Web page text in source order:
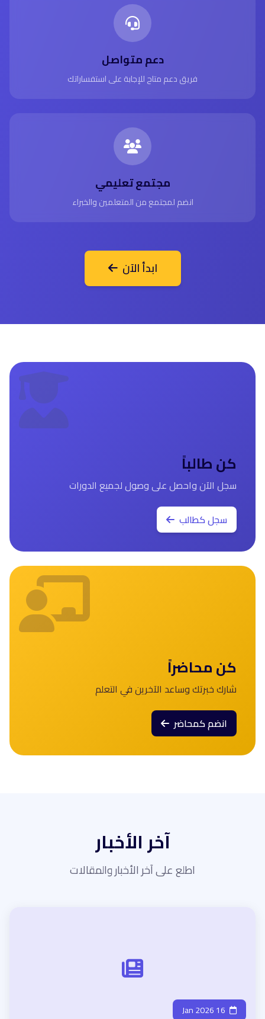
دعم متواصل
فريق دعم متاح للإجابة على استفساراتك
مجتمع تعليمي
انضم لمجتمع من المتعلمين والخبراء
ابدأ الآن
كن طالباً
سجل الآن واحصل على وصول لجميع الدورات
سجل كطالب
كن محاضراً
شارك خبرتك وساعد الآخرين في التعلم
انضم كمحاضر
آخر الأخبار
اطلع على آخر الأخبار والمقالات